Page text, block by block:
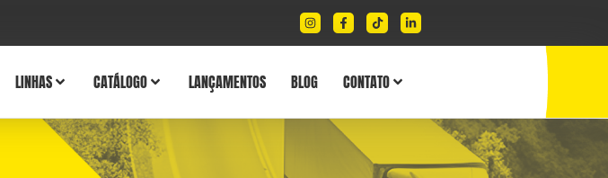
LINHAS CATÁLOGO LANÇAMENTOS BLOG CONTATO